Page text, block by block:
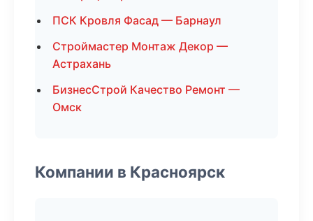
ПСК Кровля Фасад — Барнаул
Строймастер Монтаж Декор —
Астрахань
БизнесСтрой Качество Ремонт —
Омск
Компании в Красноярск